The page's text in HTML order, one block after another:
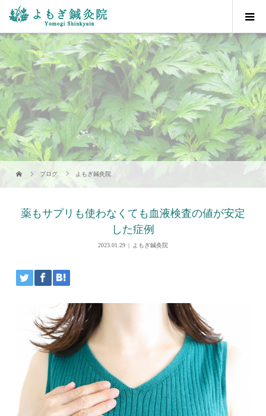
ブログ よもぎ鍼灸院
薬もサプリも使わなくても血液検査の値が安定
した症例
2023.01.29 よもぎ鍼灸院